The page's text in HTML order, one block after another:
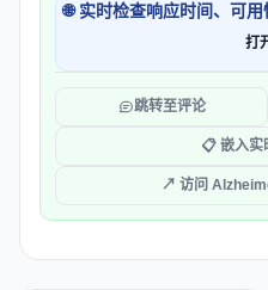
🌐 实时检查响应时间、可用
打
跳转至评论
📋 嵌入实
↗ 访问